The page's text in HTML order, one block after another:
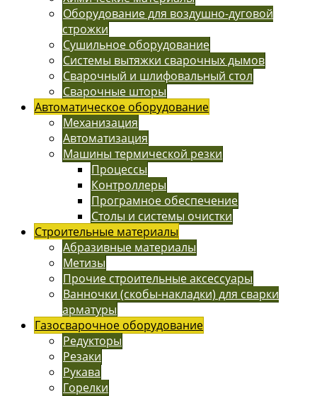
Оборудование для воздушно-дуговой
строжки
Сушильное оборудование
Системы вытяжки сварочных дымов
Сварочный и шлифовальный стол
Сварочные шторы
Автоматическое оборудование
Механизация
Автоматизация
Машины термической резки
Процессы
Контроллеры
Програмное обеспечение
Столы и системы очистки
Строительные материалы
Абразивные материалы
Метизы
Прочие строительные аксессуары
Ванночки (скобы-накладки) для сварки
арматуры
Газосварочное оборудование
Редукторы
Резаки
Рукава
Горелки